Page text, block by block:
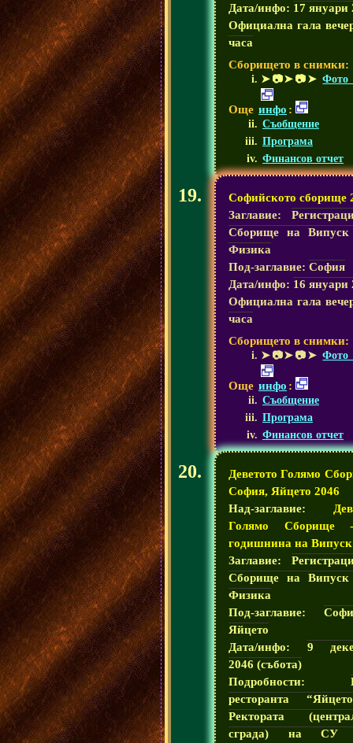
Дата/инфо: 17 януари
Официална гала
часа
Сборището в снимки:
➤📷➤📷➤ Фото
Още инфо :
Съобщение
Програма
Финансов отчет
Софийското сборище
Заглавие:
Сборище на Випуск
Физика
Под-заглавие: София
Дата/инфо: 16 януари
Официална гала
часа
Сборището в снимки:
➤📷➤📷➤ Фото
Още инфо :
Съобщение
Програма
Финансов отчет
Деветото Голямо
София, Яйцето 2046
Над-заглавие:
Голямо Сборище
годишнина на Випуск
Заглавие:
Сборище на Випуск
Физика
Под-заглавие:
Яйцето
Дата/инфо: 9
2046 (събота)
Подробности:
ресторанта
Ректората
сграда) на СУ